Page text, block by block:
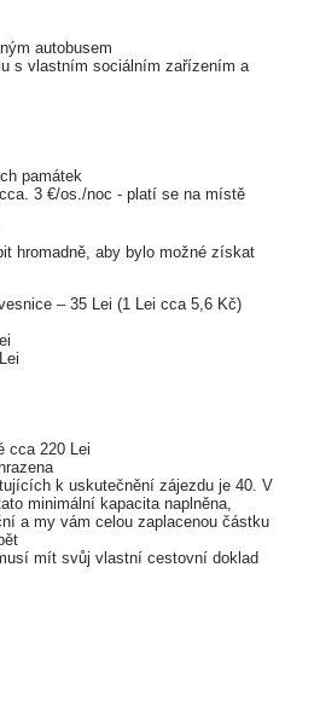
autobusem
s vlastním sociálním zařízením a
památek
3 €/os./noc - platí se na místě
hromadně, aby bylo možné získat
– 35 Lei (1 Lei cca 5,6 Kč)
cca 220 Lei
k uskutečnění zájezdu je 40. V
minimální kapacita naplněna,
a my vám celou zaplacenou částku
mít svůj vlastní cestovní doklad